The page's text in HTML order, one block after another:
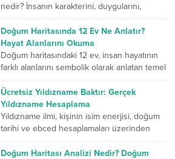
nedir? İnsanın karakterini, duygularını,
düşünme biçimini, ilişkilerini, mücadele
gücünü ve yaşam yolculuğunda geliştirmesi
gereken yönlerini sembolik...
Doğum Haritasında 12 Ev Ne Anlatır?
Hayat Alanlarını Okuma
Doğum haritasındaki 12 ev, insan hayatının
farklı alanlarını sembolik olarak anlatan temel
bölümlerdir. Birinci ev kişinin dış dünyaya
sunduğu kimliği...
Ücretsiz Yıldızname Baktır: Gerçek
Yıldızname Hesaplama
Yıldızname ilmi, kişinin isim enerjisi, doğum
tarihi ve ebced hesaplamaları üzerinden
yapılan kadim bir değerlendirme sistemidir.
Son yıllarda özellikle yıldızname...
Doğum Haritası Analizi Nedir? Doğum